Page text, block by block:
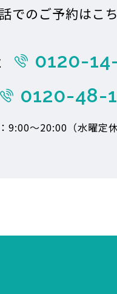
でのご予約はこ
0120-
0120-48-
9:00〜20:00（水曜定休